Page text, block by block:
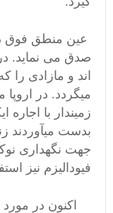
عین منطق فوق
صدق می نماید. در
اند و مازادی را
میگردد. در اروپا
زمیندار با
بدست میآوردند
جهت نگهداری
فیودالیزم نیز
اکنون در